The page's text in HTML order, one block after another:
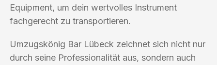
Equipment, um dein wertvolles Instrument
fachgerecht zu transportieren.
Umzugskönig Bar Lübeck zeichnet sich nicht nur
durch seine Professionalität aus, sondern auch